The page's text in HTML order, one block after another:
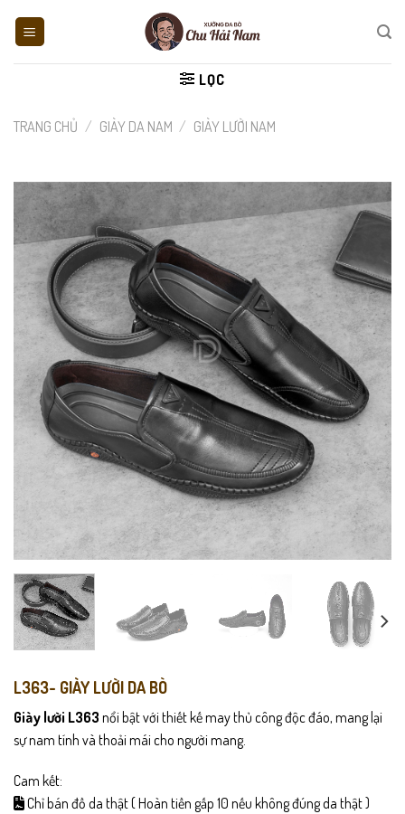
LỌC
TRANG CHỦ / GIÀY DA NAM / GIÀY LƯỜI NAM
L363- GIÀY LƯỜI DA BÒ
Giày lười L363 nổi bật với thiết kế may thủ công độc đáo, mang lại
sự nam tính và thoải mái cho người mang.
Cam kết:
Chỉ bán đồ da thật ( Hoàn tiền gấp 10 nếu không đúng da thật )